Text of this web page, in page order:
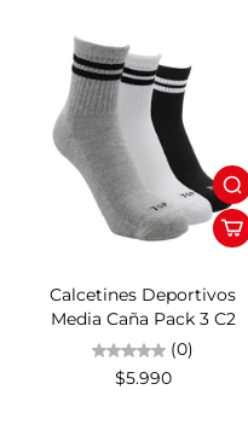
Calcetines Deportivos
Media Caña Pack 3 C2
(0)
$5.990